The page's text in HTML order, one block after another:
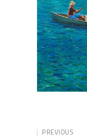
PREVIOUS